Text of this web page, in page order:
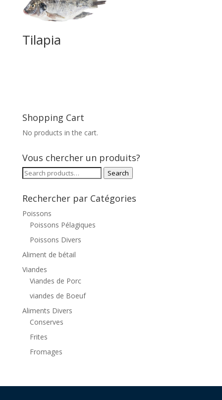
Tilapia
Shopping Cart
No products in the cart.
Vous chercher un produits?
Search
Search
Rechercher par Catégories
Poissons
Poissons Pélagiques
Poissons Divers
Aliment de bétail
Viandes
Viandes de Porc
viandes de Boeuf
Aliments Divers
Conserves
Frites
Fromages